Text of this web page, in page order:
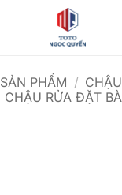
SẢN PHẨM /
CHẬU RỬA ĐẶT